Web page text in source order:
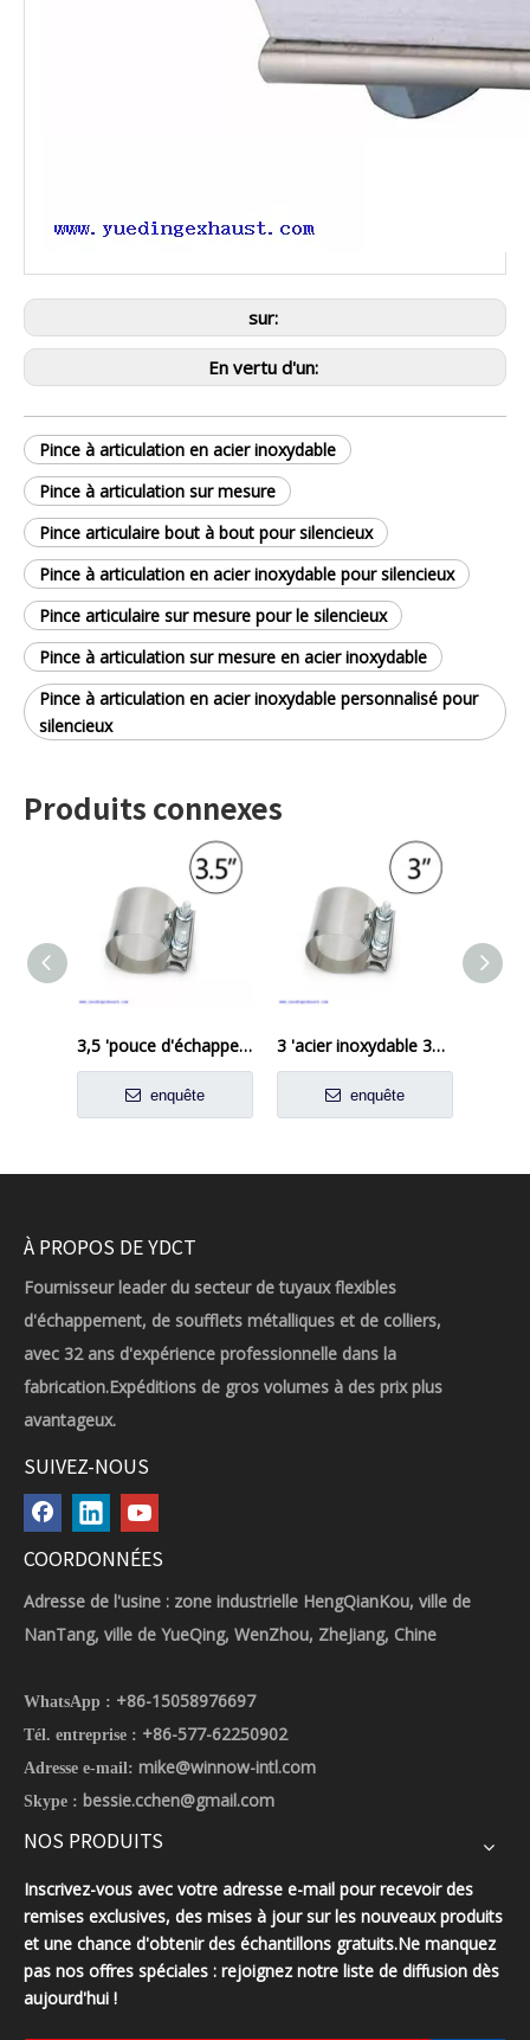
sur:
En vertu d'un:
Pince à articulation en acier inoxydable
Pince à articulation sur mesure
Pince articulaire bout à bout pour silencieux
Pince à articulation en acier inoxydable pour silencieux
Pince articulaire sur mesure pour le silencieux
Pince à articulation sur mesure en acier inoxydable
Pince à articulation en acier inoxydable personnalisé pour
silencieux
Produits connexes
3,5 'pouce d'échappement à bande plate Clamp Joint de crosse steel en acier inoxydable
enquête
3 'acier inoxydable 304 Coupleur de manchon d'échappement de bande de joint de crosse
enquête
À PROPOS DE YDCT
Fournisseur leader du secteur de tuyaux flexibles
d'échappement, de soufflets métalliques et de colliers,
avec 32 ans d'expérience professionnelle dans la
fabrication.Expéditions de gros volumes à des prix plus
avantageux.
SUIVEZ-NOUS
COORDONNÉES
Adresse de l'usine : zone industrielle HengQianKou, ville de
NanTang, ville de YueQing, WenZhou, ZheJiang, Chine
WhatsApp : +86-15058976697
Tél. entreprise : +86-577-62250902
Adresse e-mail: mike@winnow-intl.com
Skype : bessie.cchen@gmail.com
NOS PRODUITS
Inscrivez-vous avec votre adresse e-mail pour recevoir des
remises exclusives, des mises à jour sur les nouveaux produits
et une chance d'obtenir des échantillons gratuits.Ne manquez
pas nos offres spéciales : rejoignez notre liste de diffusion dès
aujourd'hui !